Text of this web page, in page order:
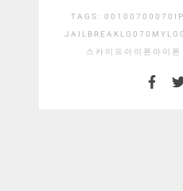
TAGS: 001 00700 070
JAILBREAK LG070
스카이프 아이폰 아이폰